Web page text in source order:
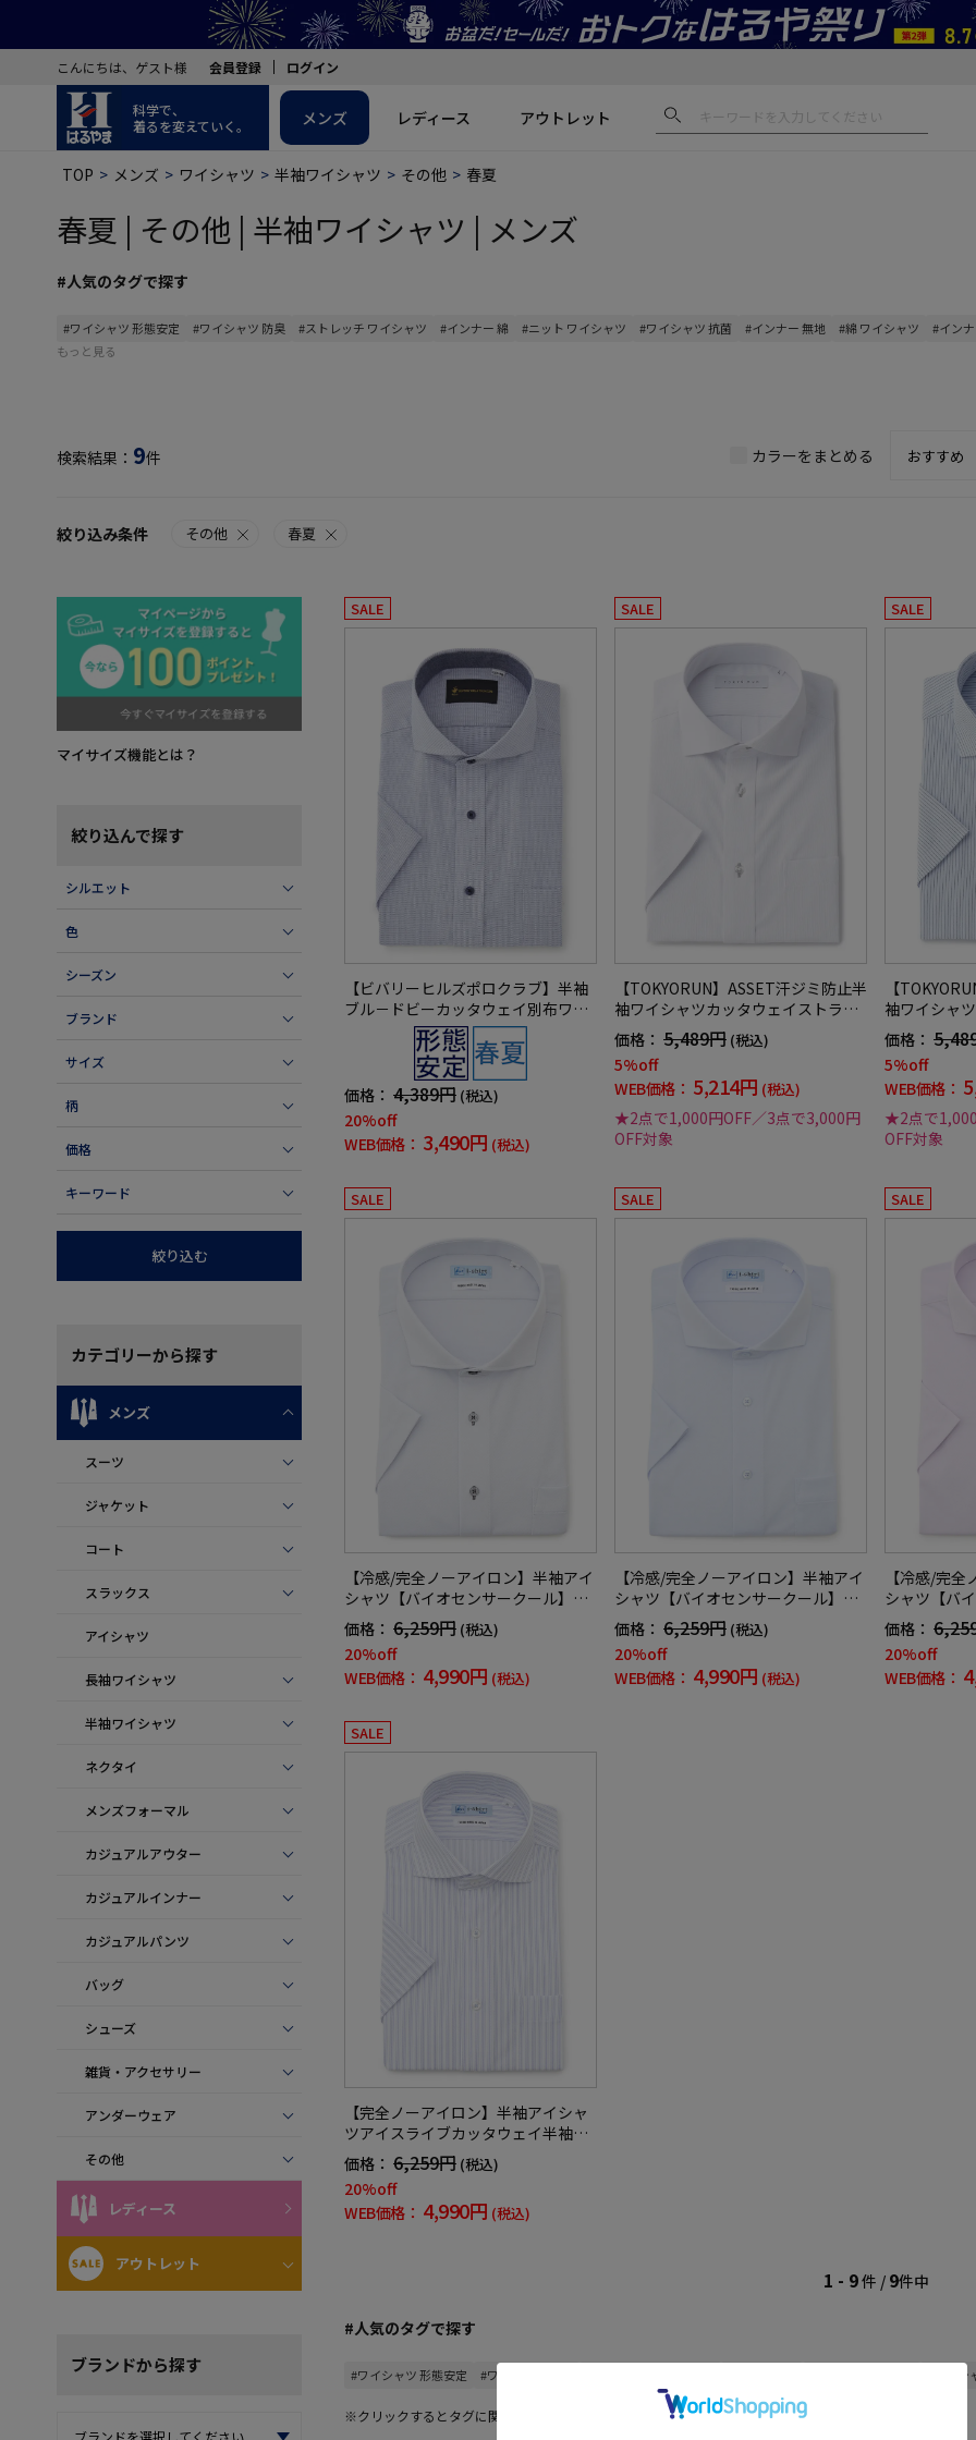
こんにちは、ゲスト様 会員登録 ログイン
科学で、
着るを変えていく。
メンズ レディース アウトレット
TOP メンズ ワイシャツ 半袖ワイシャツ その他 春夏
春夏 | その他 | 半袖ワイシャツ | メンズ
#人気のタグで探す
#ワイシャツ 形態安定 #ワイシャツ 防臭 #ストレッチ ワイシャツ #インナー 綿 #ニット ワイシャツ #ワイシャツ 抗菌 #インナー 無地 #綿 ワイシャツ
#イン
もっと見る
検索結果： 9件 カラーをまとめる
絞り込み条件 その他 春夏
マイサイズ機能とは？
絞り込んで探す
シルエット
色
シーズン
ブランド
サイズ
柄
価格
キーワード
絞り込む
カテゴリーから探す
メンズ
スーツ
ジャケット
コート
スラックス
アイシャツ
長袖ワイシャツ
半袖ワイシャツ
ネクタイ
メンズフォーマル
カジュアルアウター
カジュアルインナー
カジュアルパンツ
バッグ
シューズ
雑貨・アクセサリー
アンダーウェア
その他
レディース
アウトレット
ブランドから探す
SALE
【ビバリーヒルズポロクラブ】半袖
ブル－ドビーカッタウェイ別布ワイ
シャツ織柄無地形態安定春夏
価格： 4,389円 (税込)
20%off
WEB価格： 3,490円 (税込)
SALE
【TOKYORUN】ASSET汗ジミ防止半
袖ワイシャツカッタウェイストライ
プ形態安定吸汗速乾ＵＶ加工春夏
価格： 5,489円 (税込)
5%off
WEB価格： 5,214円 (税込)
★2点で1,000円OFF／3点で3,000円
OFF対象
SALE
【
袖ワイシャ
プ形態安定
価格：
5%off
WEB価格：
★2点で
OFF対象
SALE
【冷感/完全ノーアイロン】半袖アイ
シャツ【バイオセンサークール】ツ
イル調カッタウェイ半袖ワイシャツ
織柄無地形態安定ストレッチ防汚効
果吸汗速乾春夏
価格： 6,259円 (税込)
20%off
WEB価格： 4,990円 (税込)
SALE
【冷感/完全ノーアイロン】半袖アイ
シャツ【バイオセンサークール】ツ
イル調カッタウェイ半袖ワイシャツ
織柄無地形態安定ストレッチ防汚効
果吸汗速乾春夏
価格： 6,259円 (税込)
20%off
WEB価格： 4,990円 (税込)
SALE
【冷感/完
シャツ【バ
イル調カッ
織柄無地形
果吸汗速乾
価格：
20%off
WEB価格：
SALE
【完全ノーアイロン】半袖アイシャ
ツアイスライブカッタウェイ半袖ワ
イシャツストライプ形態安定ストレ
ッチ吸汗速乾ニット素材春夏
価格： 6,259円 (税込)
20%off
WEB価格： 4,990円 (税込)
1 - 9件 / 9件中
#人気のタグで探す
#ワイシャツ 形態安定 #ワイシャツ 防臭 #ワイ
※クリックするとタグに関連した商品が表示されます。